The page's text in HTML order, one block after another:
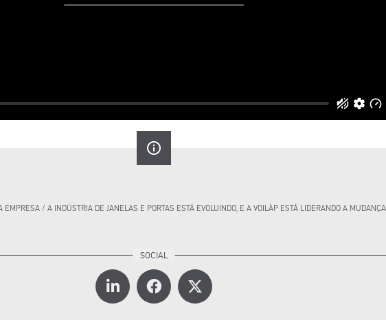
info_outline
EMPRESA / A INDÚSTRIA DE JANELAS E PORTAS ESTÁ EVOLUINDO, E A VOILÀP ESTÁ LIDERANDO A MUDANÇA